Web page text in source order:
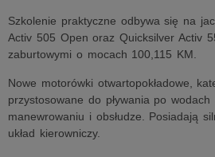
Szkolenie praktyczne odbywa się na
Activ 505 Open oraz Quicksilver Activ
zaburtowymi o mocach 100,115 KM.
Nowe motorówki otwartopokładowe,
przystosowane do pływania po
manewrowaniu i obsłudze. Posiadają
układ kierowniczy.